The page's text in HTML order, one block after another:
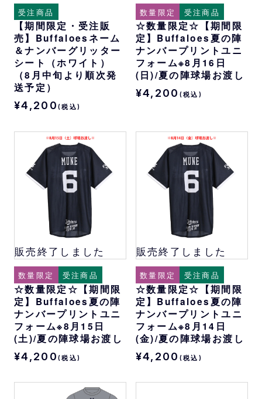
受注商品
【期間限定・受注販
売】Buffaloesネーム
＆ナンバーグリッター
シート（ホワイト）
（8月中旬より順次発
送予定）
¥4,200 (税込)
数量限定 受注商品
☆数量限定☆【期間限
定】Buffaloes夏の陣
ナンバープリントユニ
フォーム※8月16日
(日)/夏の陣球場お渡し
¥4,200 (税込)
販売終了しました
数量限定 受注商品
☆数量限定☆【期間限
定】Buffaloes夏の陣
ナンバープリントユニ
フォーム※8月15日
(土)/夏の陣球場お渡し
¥4,200 (税込)
販売終了しました
数量限定 受注商品
☆数量限定☆【期間限
定】Buffaloes夏の陣
ナンバープリントユニ
フォーム※8月14日
(金)/夏の陣球場お渡し
¥4,200 (税込)